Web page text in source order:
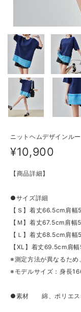
ニットヘムデザインル
¥10,900
【商品詳細】
●サイズ詳細
【Ｓ】着丈66.5cm肩
【Ｍ】着丈67.5cm肩
【Ｌ】着丈68.5cm肩
【XL】着丈69.5cm肩
※測定方法が異なるため
※モデルサイズ：身長
●素材 綿、ポリエス